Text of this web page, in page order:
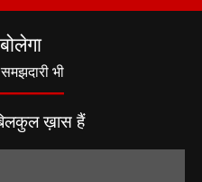
भी
ख़ास हैं